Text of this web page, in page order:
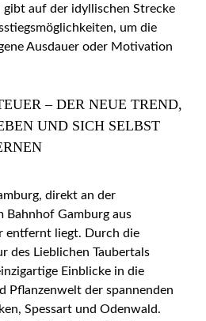
auf der idyllischen Strecke
um die
Ausdauer oder Motivation
– DER NEUE TREND,
UND SICH SELBST
direkt an der
Bahnhof Gamburg aus
entfernt liegt. Durch die
des Lieblichen Taubertals
Einblicke in die
Pflanzenwelt der spannenden
Spessart und Odenwald.